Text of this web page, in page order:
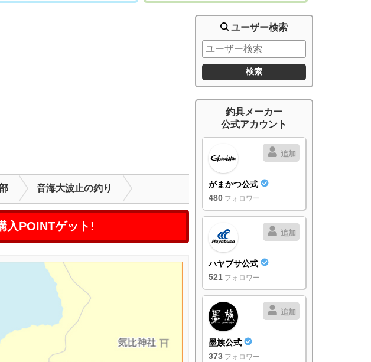
音海大波止の釣り
入POINTゲット!
ユーザー検索
釣具メーカー
公式アカウント
追加
がまかつ公式
480 フォロワー
追加
ハヤブサ公式
521 フォロワー
追加
墨族公式
373 フォロワー